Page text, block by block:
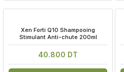
Xen Forti Q10 Shampooing
Stimulant Anti-chute 200ml
40.800 DT